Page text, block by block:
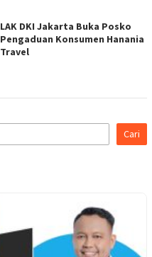
LAK DKI Jakarta Buka Posko
Pengaduan Konsumen Hanania
Travel
Cari